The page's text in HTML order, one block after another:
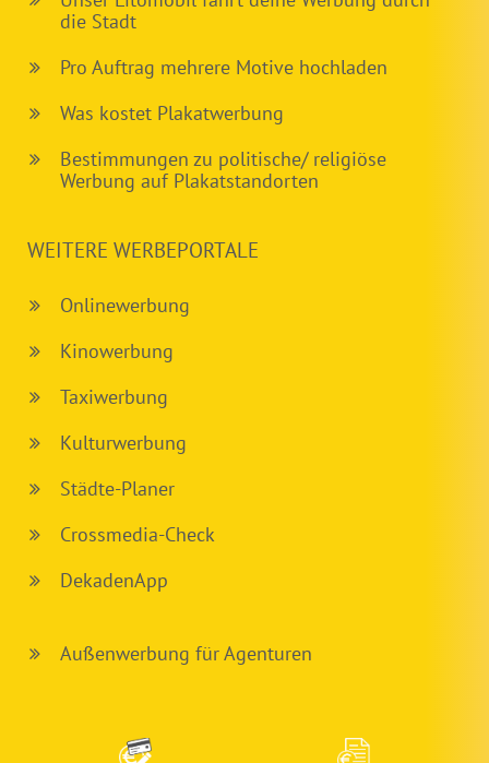
die Stadt
Pro Auftrag mehrere Motive hochladen
Was kostet Plakatwerbung
Bestimmungen zu politische/ religiöse
Werbung auf Plakatstandorten
WEITERE WERBEPORTALE
Onlinewerbung
Kinowerbung
Taxiwerbung
Kulturwerbung
Städte-Planer
Crossmedia-Check
DekadenApp
Außenwerbung für Agenturen